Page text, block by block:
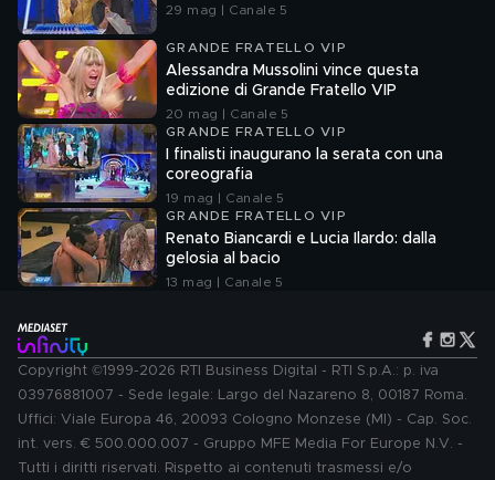
29 mag | Canale 5
GRANDE FRATELLO VIP
Alessandra Mussolini vince questa
edizione di Grande Fratello VIP
20 mag | Canale 5
GRANDE FRATELLO VIP
I finalisti inaugurano la serata con una
coreografia
19 mag | Canale 5
GRANDE FRATELLO VIP
Renato Biancardi e Lucia Ilardo: dalla
gelosia al bacio
13 mag | Canale 5
Copyright ©1999-2026 RTI Business Digital - RTI S.p.A.: p. iva
03976881007 - Sede legale: Largo del Nazareno 8, 00187 Roma.
Uffici: Viale Europa 46, 20093 Cologno Monzese (MI) - Cap. Soc.
int. vers. € 500.000.007 - Gruppo MFE Media For Europe N.V. -
Tutti i diritti riservati. Rispetto ai contenuti trasmessi e/o